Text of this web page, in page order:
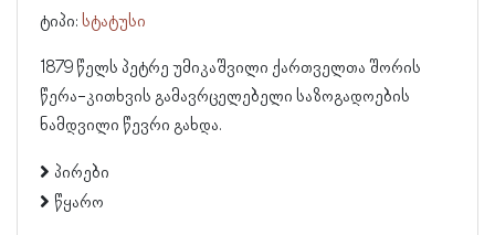
ტიპი: სტატუსი
1879 წელს პეტრე უმიკაშვილი ქართველთა შორის
წერა-კითხვის გამავრცელებელი საზოგადოების
ნამდვილი წევრი გახდა.
პირები
წყარო